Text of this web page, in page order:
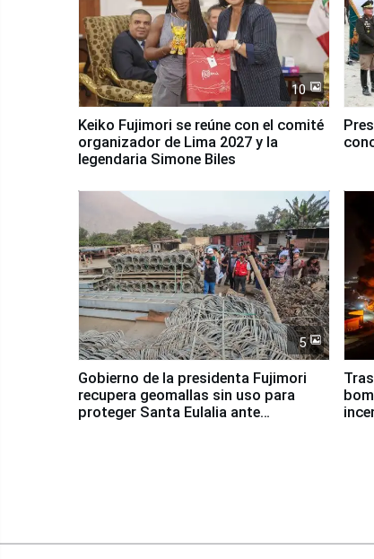
10
Keiko Fujimori se reúne con el comité
organizador de Lima 2027 y la
legendaria Simone Biles
5
Gobierno de la presidenta Fujimori
recupera geomallas sin uso para
proteger Santa Eulalia ante